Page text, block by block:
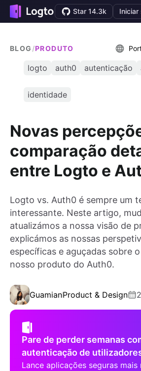
Star 14.3k Iniciar
BLOG /PRODUTO
logto auth0 autenticação
identidade
Novas
comparação
entre Logto e
Logto vs. Auth0 é sempre um
interessante. Neste artigo,
atualizámos a nossa visão de
explicámos as nossas
específicas e aguçadas sobre
nosso produto do Auth0.
GuamianProduct & Design
Pare de perder semanas
autenticação de
Lance aplicações seguras mais